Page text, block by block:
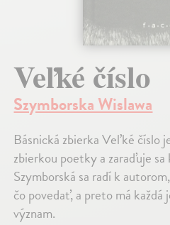
Veľké číslo
Szymborska Wislawa
Básnická zbierka Veľké číslo
zbierkou poetky a zaraďuje
Szymborská sa radí k
čo povedať, a preto má každá
význam.